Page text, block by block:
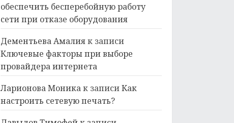
обеспечить бесперебойную работу
сети при отказе оборудования
Дементьева Амалияк записи
Ключевые факторы при выборе
провайдера интернета
Ларионова Моникак записиКак
настроить сетевую печать?